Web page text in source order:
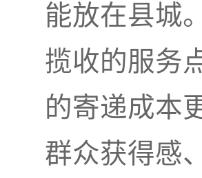
能放在县城
揽收的服务
的寄递成本
群众获得感